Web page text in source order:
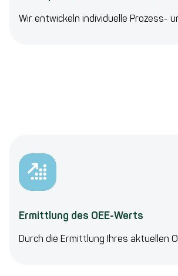
Wir entwickeln individuelle
Ermittlung des OEE-Werts
Durch die Ermittlung Ihres aktuellen